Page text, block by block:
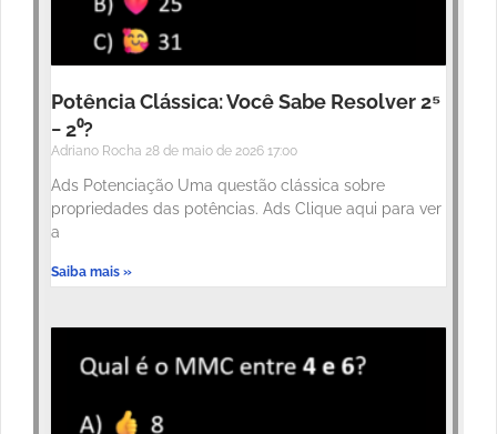
Potência Clássica: Você Sabe Resolver 2⁵
− 2⁰?
Adriano Rocha 28 de maio de 2026 17:00
Ads Potenciação Uma questão clássica sobre
propriedades das potências. Ads Clique aqui para ver
a
Saiba mais »